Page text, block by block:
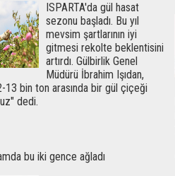
ISPARTA'da gül hasat
sezonu başladı. Bu yıl
mevsim şartlarının iyi
gitmesi rekolte beklentisini
artırdı. Gülbirlik Genel
Müdürü İbrahim Işıdan,
13 bin ton arasında bir gül çiçeği
dedi.
bu iki gence ağladı